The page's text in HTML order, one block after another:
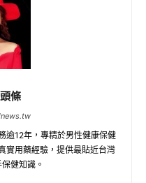
條
逾12年，專精於男性健康保健
實用藥經驗，提供最貼近台灣
健知識。